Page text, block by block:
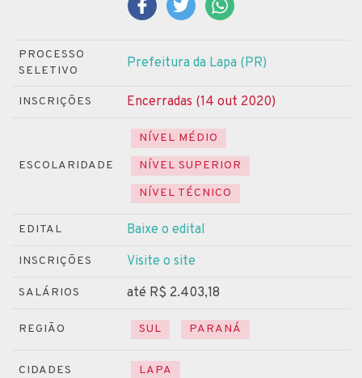
PROCESSO
SELETIVO
Prefeitura da Lapa (PR)
INSCRIÇÕES Encerradas (14 out 2020)
ESCOLARIDADE
NÍVEL MÉDIO
NÍVEL SUPERIOR
NÍVEL TÉCNICO
EDITAL Baixe o edital
INSCRIÇÕES Visite o site
SALÁRIOS até R$ 2.403,18
REGIÃO SUL PARANÁ
CIDADES LAPA